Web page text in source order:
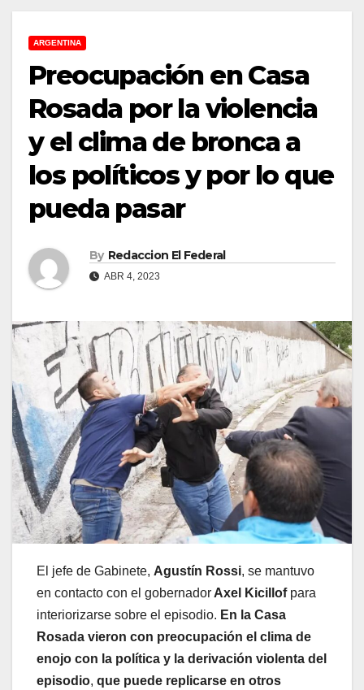
ARGENTINA
Preocupación en Casa
Rosada por la violencia
y el clima de bronca a
los políticos y por lo que
pueda pasar
By Redaccion El Federal
ABR 4, 2023
El jefe de Gabinete, Agustín Rossi, se mantuvo
en contacto con el gobernador Axel Kicillofpara
interiorizarse sobre el episodio. En la Casa
Rosada vieron con preocupación el clima de
enojo con la política y la derivación violenta del
episodio, que puede replicarse en otros